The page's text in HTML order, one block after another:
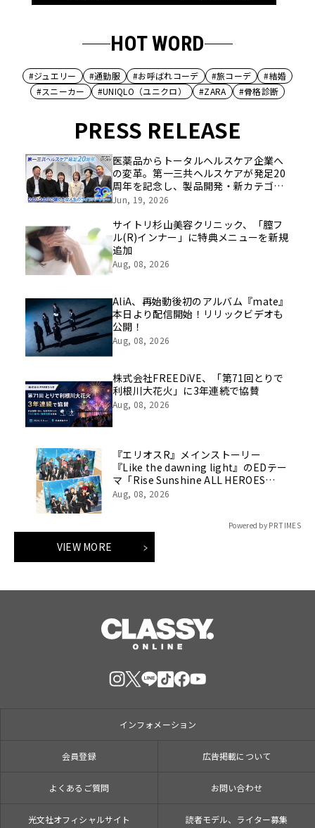
HOT WORD
#ジュエリー #通勤服 #お呼ばれコーデ #旅コーデ
#結婚
#スニーカー
#UNIQLO（ユニクロ） #ZARA #骨格診断
PRESS RELEASE
医薬品からトータルヘルスケア企業へ
の変革。第一三共ヘルスケアが発足20
周年を記念し、製品開発・新カテゴリ
挑戦の舞台や旧社統合時のエピソード
像を公開！
Jun, 19, 2026
サイトリ杉山美容クリニック、「膣フ
ル(R)インナー」に特典メニューを新規
追加
Aug, 08, 2026
AliA、再始動後初のアルバム『mate』
本日より配信開始！リリックビデオも
公開！
Aug, 08, 2026
株式会社FREEDiVE、「第71回とりで
利根川大花火」に3年連続で協賛
Aug, 08, 2026
『エリオスR』メインストーリー
『Like the dawning light』のEDテー
マ「Rise Sunshine ALL HEROES
Ver.」がフルサイズ配信決定！
Aug, 08, 2026
Powered by PR TIMES
VIEW MORE
インフォメーション
会員登録 広告掲載について
よくあるご質問 お問い合わせ
光文社オフィシャルサイト 読者モデル、ライター募集